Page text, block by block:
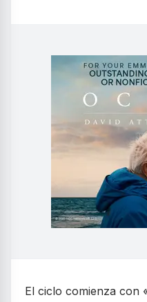
El ciclo comienza con